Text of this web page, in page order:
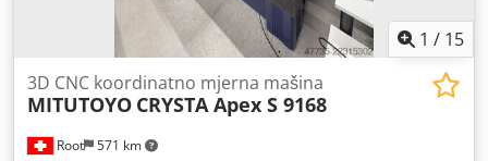
1 / 15
Root 571 km
3D CNC koordinatno mjerna mašina
MITUTOYO CRYSTA Apex S 9168